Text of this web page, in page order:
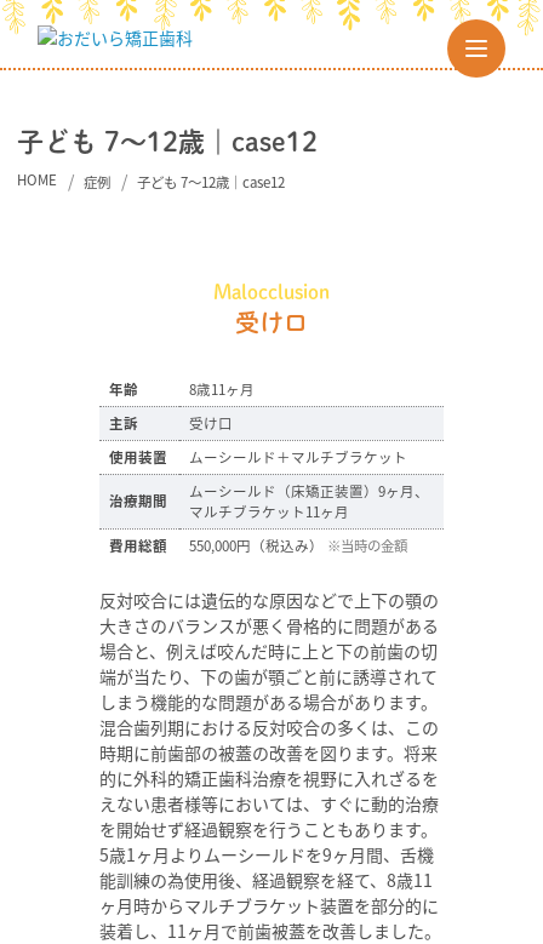
子ども 7～12歳｜case12
HOME 症例 子ども 7～12歳｜case12
Malocclusion
受け口
年齢
8歳11ヶ月
主訴
受け口
使用装置
ムーシールド＋マルチブラケット
治療期間
ムーシールド（床矯正装置）9ヶ月、
マルチブラケット11ヶ月
費用総額
550,000円（税込み） ※当時の金額
反対咬合には遺伝的な原因などで上下の顎の
大きさのバランスが悪く骨格的に問題がある
場合と、例えば咬んだ時に上と下の前歯の切
端が当たり、下の歯が顎ごと前に誘導されて
しまう機能的な問題がある場合があります。
混合歯列期における反対咬合の多くは、この
時期に前歯部の被蓋の改善を図ります。将来
的に外科的矯正歯科治療を視野に入れざるを
えない患者様等においては、すぐに動的治療
を開始せず経過観察を行うこともあります。
5歳1ヶ月よりムーシールドを9ヶ月間、舌機
能訓練の為使用後、経過観察を経て、8歳11
ヶ月時からマルチブラケット装置を部分的に
装着し、11ヶ月で前歯被蓋を改善しました。